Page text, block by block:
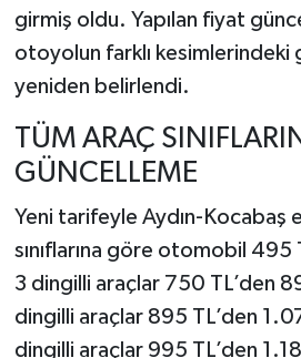
girmiş oldu. Yapılan fiyat
otoyolun farklı kesimlerindeki
yeniden belirlendi.
TÜM ARAÇ
GÜNCELLEME
Yeni tarifeyle Aydın-Kocabaş
sınıflarına göre otomobil 495
3 dingilli araçlar 750 TL’den
dingilli araçlar 895 TL’den
dingilli araçlar 995 TL’den